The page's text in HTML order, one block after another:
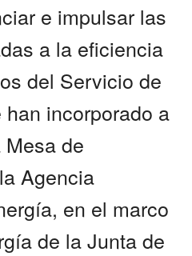
e impulsar las
a la eficiencia
del Servicio de
incorporado a
de
Agencia
en el marco
de la Junta de